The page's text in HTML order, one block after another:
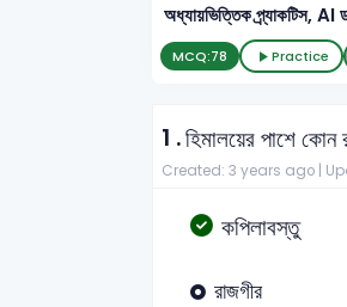
অধ্যায়ভিত্তিক প্র্যাকটিস, AI
MCQ:78 Practice
1 .হিমালয়ের পাশে কোন
Created: 3 years ago |
কপিলাবস্তু
রাজগীর